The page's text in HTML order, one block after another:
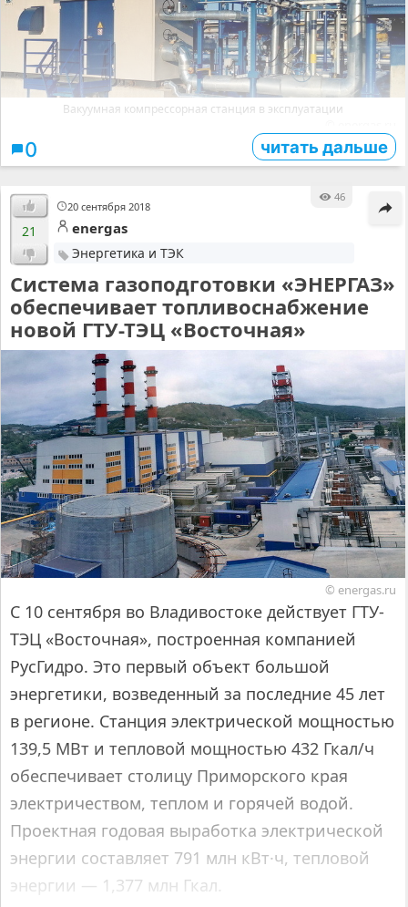
Вакуумная компрессорная станция в эксплуатации
0 читать дальше
20 сентября 2018
46
21 energas
Энергетика и ТЭК
Система газоподготовки «ЭНЕРГАЗ»
обеспечивает топливоснабжение
новой ГТУ-ТЭЦ «Восточная»
© energas.ru
С 10 сентября во Владивостоке действует ГТУ-
ТЭЦ «Восточная», построенная компанией
РусГидро. Это первый объект большой
энергетики, возведенный за последние 45 лет
в регионе. Станция электрической мощностью
139,5 МВт и тепловой мощностью 432 Гкал/ч
обеспечивает столицу Приморского края
электричеством, теплом и горячей водой.
Проектная годовая выработка электрической
энергии составляет 791 млн кВт·ч, тепловой
энергии — 1,377 млн Гкал.